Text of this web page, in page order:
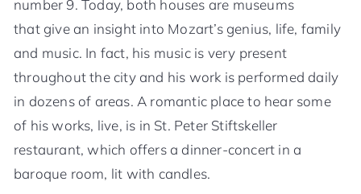
number 9. Today, both houses are museums
that give an insight into Mozart’s genius, life, family
and music. In fact, his music is very present
throughout the city and his work is performed daily
in dozens of areas. A romantic place to hear some
of his works, live, is in St. Peter Stiftskeller
restaurant, which offers a dinner-concert in a
baroque room, lit with candles.